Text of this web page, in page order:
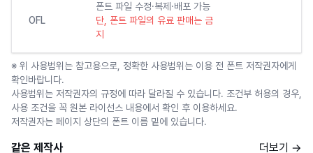
OFL
폰트 파일 수정·복제·배포 가능
단, 폰트 파일의 유료 판매는 금
지
※ 위 사용범위는 참고용으로, 정확한 사용범위는 이용 전 폰트 저작권자에게
확인바랍니다.
사용범위는 저작권자의 규정에 따라 달라질 수 있습니다. 조건부 허용의 경우,
사용 조건을 꼭 원본 라이선스 내용에서 확인 후 이용하세요.
저작권자는 페이지 상단의 폰트 이름 밑에 있습니다.
같은 제작사 더보기 →